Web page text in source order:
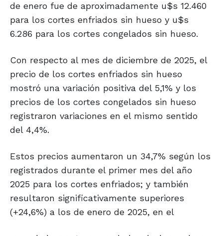
de enero fue de aproximadamente u$s 12.460
para los cortes enfriados sin hueso y u$s
6.286 para los cortes congelados sin hueso.
Con respecto al mes de diciembre de 2025, el
precio de los cortes enfriados sin hueso
mostró una variación positiva del 5,1% y los
precios de los cortes congelados sin hueso
registraron variaciones en el mismo sentido
del 4,4%.
Estos precios aumentaron un 34,7% según los
registrados durante el primer mes del año
2025 para los cortes enfriados; y también
resultaron significativamente superiores
(+24,6%) a los de enero de 2025, en el